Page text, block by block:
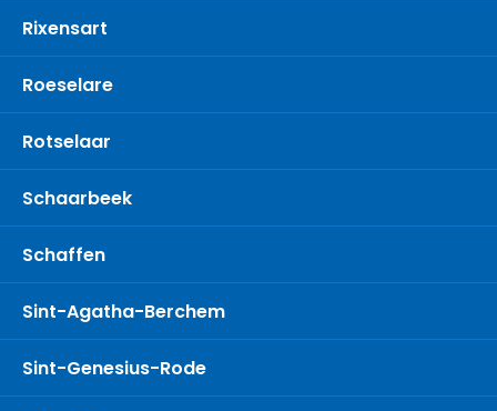
Rixensart
Roeselare
Rotselaar
Schaarbeek
Schaffen
Sint-Agatha-Berchem
Sint-Genesius-Rode